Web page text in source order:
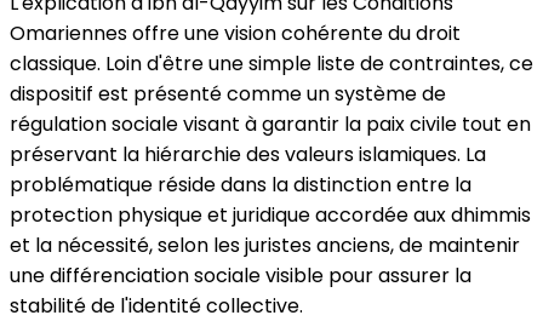
Omariennes offre une vision cohérente du droit
classique. Loin d'être une simple liste de contraintes, ce
dispositif est présenté comme un système de
régulation sociale visant à garantir la paix civile tout en
préservant la hiérarchie des valeurs islamiques. La
problématique réside dans la distinction entre la
protection physique et juridique accordée aux dhimmis
et la nécessité, selon les juristes anciens, de maintenir
une différenciation sociale visible pour assurer la
stabilité de l'identité collective.